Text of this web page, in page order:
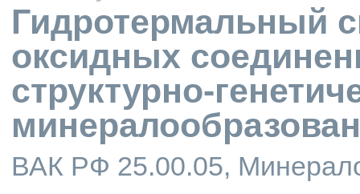
Гидротермальный
оксидных
структурно-
ВАК РФ 25.00.05,